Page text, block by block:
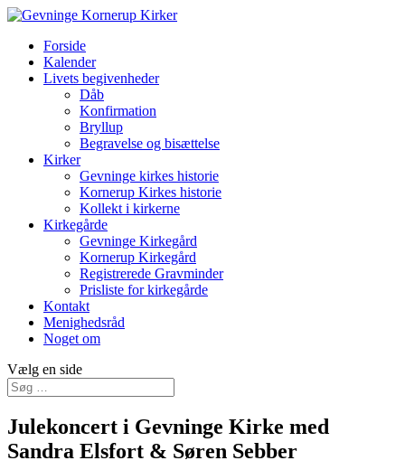
Forside
Kalender
Livets begivenheder
Dåb
Konfirmation
Bryllup
Begravelse og bisættelse
Kirker
Gevninge kirkes historie
Kornerup Kirkes historie
Kollekt i kirkerne
Kirkegårde
Gevninge Kirkegård
Kornerup Kirkegård
Registrerede Gravminder
Prisliste for kirkegårde
Kontakt
Menighedsråd
Noget om
Vælg en side
Julekoncert i Gevninge Kirke med
Sandra Elsfort & Søren Sebber